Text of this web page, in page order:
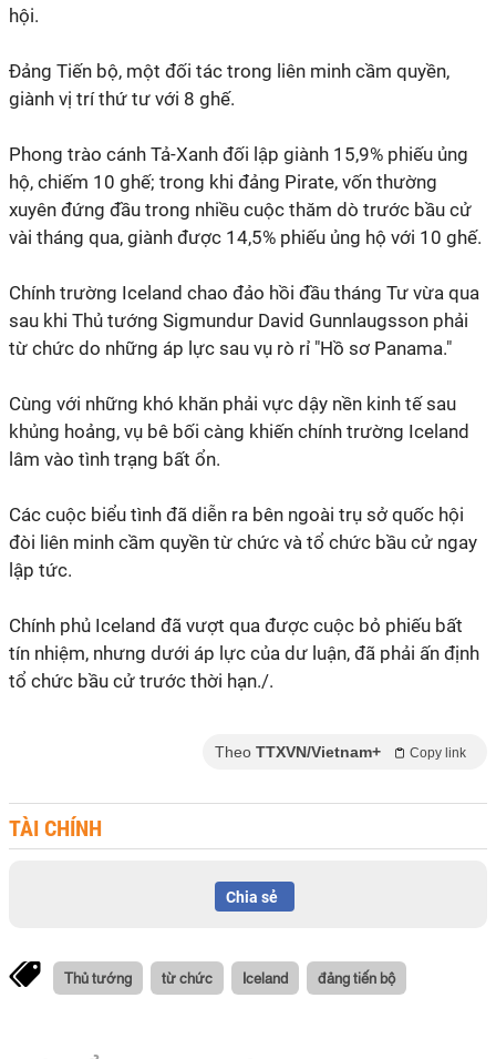
hội.
Đảng Tiến bộ, một đối tác trong liên minh cầm quyền,
giành vị trí thứ tư với 8 ghế.
Phong trào cánh Tả-Xanh đối lập giành 15,9% phiếu ủng
hộ, chiếm 10 ghế; trong khi đảng Pirate, vốn thường
xuyên đứng đầu trong nhiều cuộc thăm dò trước bầu cử
vài tháng qua, giành được 14,5% phiếu ủng hộ với 10 ghế.
Chính trường Iceland chao đảo hồi đầu tháng Tư vừa qua
sau khi Thủ tướng Sigmundur David Gunnlaugsson phải
từ chức do những áp lực sau vụ rò rỉ "Hồ sơ Panama."
Cùng với những khó khăn phải vực dậy nền kinh tế sau
khủng hoảng, vụ bê bối càng khiến chính trường Iceland
lâm vào tình trạng bất ổn.
Các cuộc biểu tình đã diễn ra bên ngoài trụ sở quốc hội
đòi liên minh cầm quyền từ chức và tổ chức bầu cử ngay
lập tức.
Chính phủ Iceland đã vượt qua được cuộc bỏ phiếu bất
tín nhiệm, nhưng dưới áp lực của dư luận, đã phải ấn định
tổ chức bầu cử trước thời hạn./.
Theo TTXVN/Vietnam+ Copy link
TÀI CHÍNH
Chia sẻ
Thủ tướng từ chức Iceland đảng tiến bộ